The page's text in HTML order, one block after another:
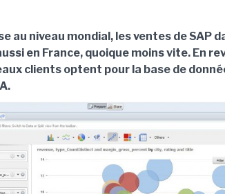
au niveau mondial, les ventes de SAP
en France, quoique moins vite. En
clients optent pour la base de